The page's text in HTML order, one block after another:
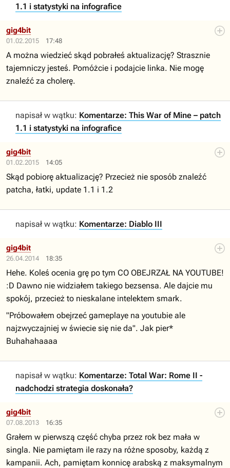
1.1 i statystyki na infografice
01.02.2015 17:48
gig4bit
A można wiedzieć skąd pobrałeś aktualizację? Strasznie
tajemniczy jesteś. Pomóżcie i podajcie linka. Nie mogę
znaleźć za cholerę.
napisał w wątku: Komentarze: This War of Mine – patch
1.1 i statystyki na infografice
01.02.2015 14:05
gig4bit
Skąd pobiorę aktualizację? Przecież nie sposób znaleźć
patcha, łatki, update 1.1 i 1.2
napisał w wątku: Komentarze: Diablo III
26.04.2014 18:35
gig4bit
Hehe. Koleś ocenia grę po tym CO OBEJRZAŁ NA YOUTUBE!
:D Dawno nie widziałem takiego bezsensa. Ale dajcie mu
spokój, przecież to nieskalane intelektem smark.
"Próbowałem obejrzeć gameplaye na youtubie ale
najzwyczajniej w świecie się nie da". Jak pier*
Buhahahaaaa
napisał w wątku: Komentarze: Total War: Rome II -
nadchodzi strategia doskonała?
07.08.2013 16:35
gig4bit
Grałem w pierwszą część chyba przez rok bez mała w
singla. Nie pamiętam ile razy na różne sposoby, każdą z
kampanii. Ach, pamiętam konnicę arabską z maksymalnym